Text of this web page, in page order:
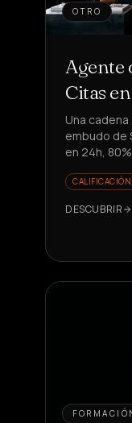
OTRO
Agente
Citas
Una
embudo de
en 24h,
CALIFICACIÓN
DESCUBRIR